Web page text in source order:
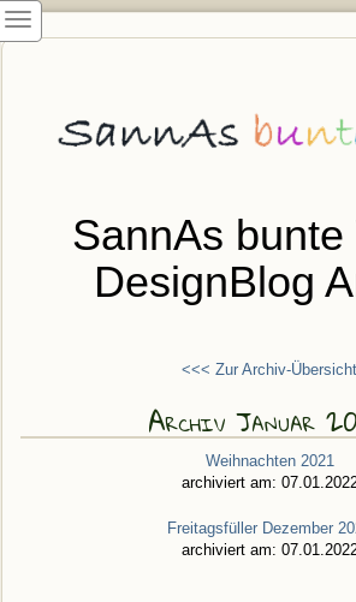
SannAs bunte
DesignBlog
<<< Zur Archiv-Übersicht
Archiv Januar
Weihnachten 2021
archiviert am:
Freitagsfüller Dezember
archiviert am: